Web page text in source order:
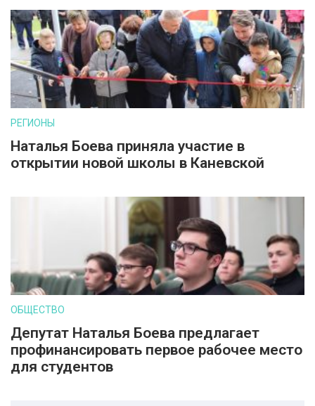
РЕГИОНЫ
Наталья Боева приняла участие в
открытии новой школы в Каневской
ОБЩЕСТВО
Депутат Наталья Боева предлагает
профинансировать первое рабочее место
для студентов